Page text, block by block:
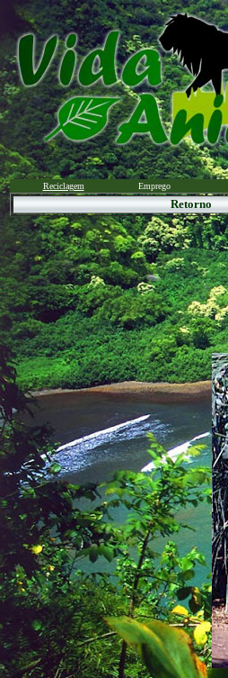
Reciclagem Emprego
Retorno